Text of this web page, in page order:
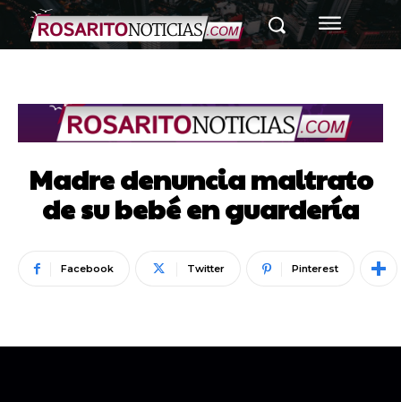
Madre denuncia maltrato
de su bebé en guardería
Facebook Twitter Pinterest